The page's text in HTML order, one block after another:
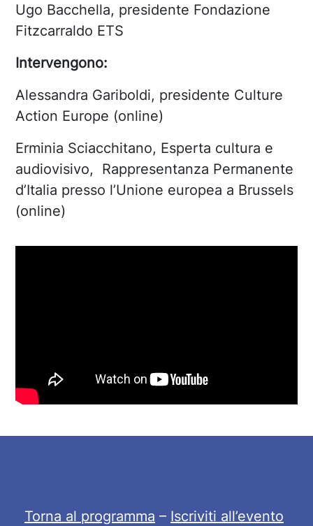
Ugo Bacchella, presidente Fondazione
Fitzcarraldo ETS
Intervengono:
Alessandra Gariboldi, presidente Culture
Action Europe (online)
Erminia Sciacchitano, Esperta cultura e
audiovisivo, Rappresentanza Permanente
d’Italia presso l’Unione europea a Brussels
(online)
Torna al programma – Iscriviti all’evento